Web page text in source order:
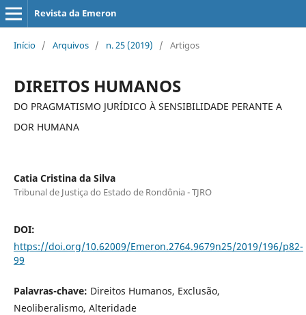
Revista da Emeron
Início / Arquivos / n. 25 (2019) / Artigos
DIREITOS HUMANOS
DO PRAGMATISMO JURÍDICO À SENSIBILIDADE PERANTE A
DOR HUMANA
Catia Cristina da Silva
Tribunal de Justiça do Estado de Rondônia - TJRO
DOI:
https://doi.org/10.62009/Emeron.2764.9679n25/2019/196/p82-
99
Palavras-chave: Direitos Humanos, Exclusão,
Neoliberalismo, Alteridade